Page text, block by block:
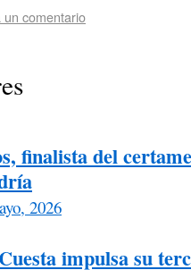
un comentario
finalista del
2026
impulsa su